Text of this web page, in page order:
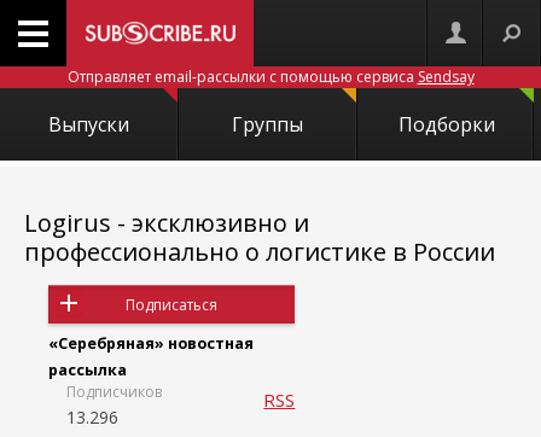
Отправляет email-рассылки с помощью сервиса Sendsay
Выпуски Группы Подборки
Logirus - эксклюзивно и
профессионально о логистике в России
Подписаться
«Серебряная» новостная
рассылка
Подписчиков
13.296
RSS